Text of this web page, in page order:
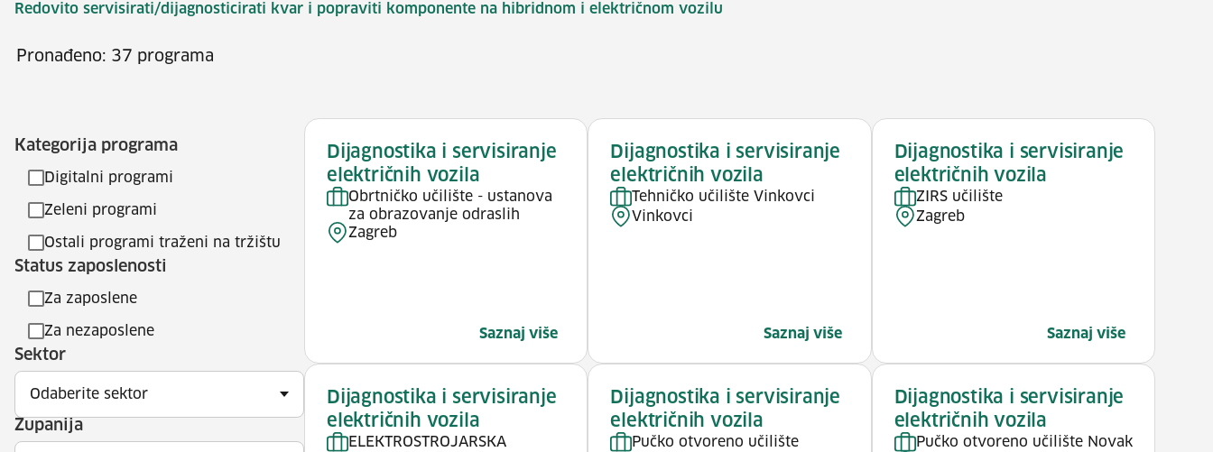
Redovito servisirati/dijagnosticirati kvar i popraviti komponente na hibridnom i električnom vozilu
Pronađeno: 37 programa
Kategorija programa
Digitalni programi
Zeleni programi
Ostali programi traženi na tržištu
Status zaposlenosti
Za zaposlene
Za nezaposlene
Sektor
Odaberite sektor
Županija
Dijagnostika i servisiranje
električnih vozila
Obrtničko učilište - ustanova
za obrazovanje odraslih
Zagreb
Saznaj više
Dijagnostika i servisiranje
električnih vozila
Tehničko učilište Vinkovci
Vinkovci
Saznaj više
Dijagnostika i servisiranje
električnih vozila
ZIRS učilište
Zagreb
Saznaj više
Dijagnostika i servisiranje
električnih vozila
ELEKTROSTROJARSKA
Dijagnostika i servisiranje
električnih vozila
Pučko otvoreno učilište
Dijagnostika i servisiranje
električnih vozila
Pučko otvoreno učilište Novak